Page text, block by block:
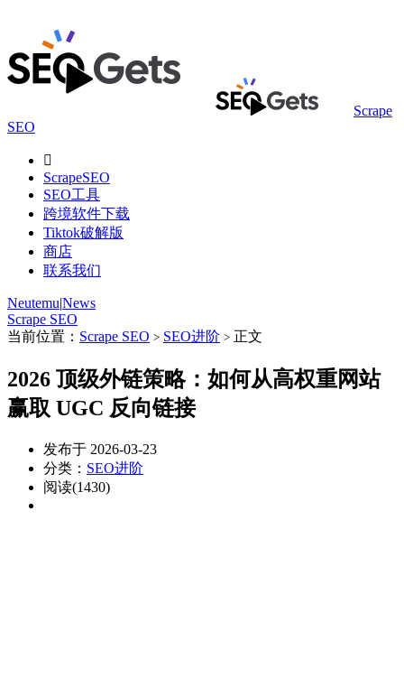
Scrape
SEO

ScrapeSEO
SEO工具
跨境软件下载
Tiktok破解版
商店
联系我们
Neutemu|News
Scrape SEO
当前位置： Scrape SEO > SEO进阶 > 正文
2026 顶级外链策略：如何从高权重网站
赢取 UGC 反向链接
发布于 2026-03-23
分类： SEO进阶
阅读(1430)